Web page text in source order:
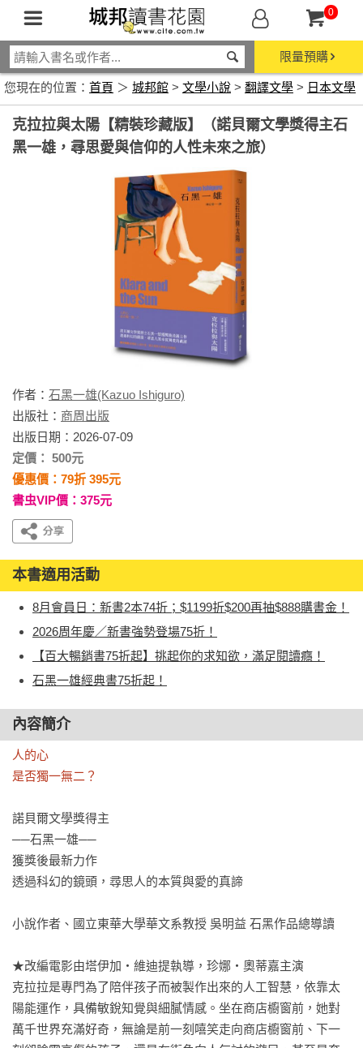
0
限量預購
您現在的位置： 首頁 ＞ 城邦館 > 文學小說 > 翻譯文學 > 日本文學
克拉拉與太陽【精裝珍藏版】（諾貝爾文學獎得主石
黑一雄，尋思愛與信仰的人性未來之旅）
作者： 石黑一雄(Kazuo Ishiguro)
出版社： 商周出版
出版日期：2026-07-09
定價： 500元
優惠價：79折 395元
書虫VIP價：375元
本書適用活動
8月會員日：新書2本74折；$1199折$200再抽$888購書金！
2026周年慶／新書強勢登場75折！
【百大暢銷書75折起】挑起你的求知欲，滿足閱讀癮！
石黑一雄經典書75折起！
內容簡介
人的心
是否獨一無二？
諾貝爾文學獎得主
──石黑一雄──
獲獎後最新力作
透過科幻的鏡頭，尋思人的本質與愛的真諦
小說作者、國立東華大學華文系教授 吳明益 石黑作品總導讀
★改編電影由塔伊加‧維迪提執導，珍娜‧奧蒂嘉主演
克拉拉是專門為了陪伴孩子而被製作出來的人工智慧，依靠太
陽能運作，具備敏銳知覺與細膩情感。坐在商店櫥窗前，她對
萬千世界充滿好奇，無論是前一刻嘻笑走向商店櫥窗前、下一